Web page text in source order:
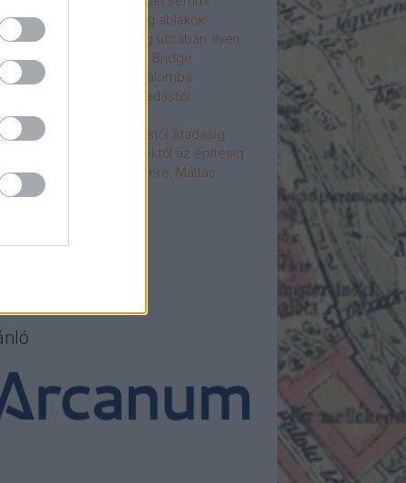
újjászülettek az ólomüveg ablakok!
terek a Mérleg utcában: ilyen
a Mamaison Hotel Chain Bridge
költözött a Hengermalomba
története: az átadástól
története: építéstől átadásig
története: ötletektől az építésig
elfeledett mestere, Máltás